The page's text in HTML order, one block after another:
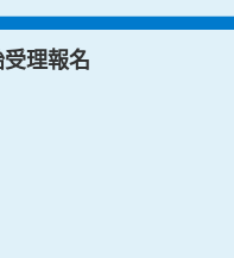
理報名